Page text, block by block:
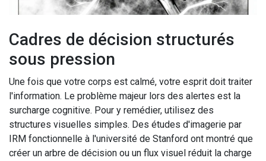
Cadres de décision structurés
sous pression
Une fois que votre corps est calmé, votre esprit doit traiter
l'information. Le problème majeur lors des alertes est la
surcharge cognitive. Pour y remédier, utilisez des
structures visuelles simples. Des études d'imagerie par
IRM fonctionnelle à l'université de Stanford ont montré que
créer un arbre de décision ou un flux visuel réduit la charge